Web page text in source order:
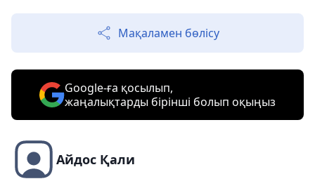
Мақаламен бөлісу
Google-ға қосылып,
жаңалықтарды бірінші болып оқыңыз
Айдос Қали